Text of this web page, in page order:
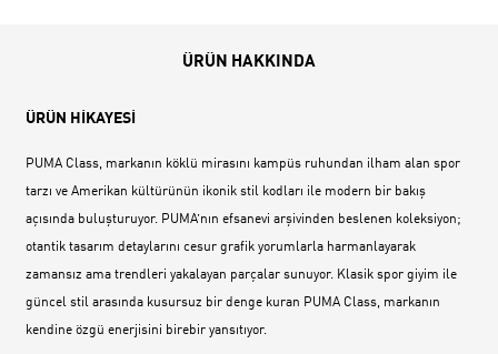
ÜRÜN HAKKINDA
ÜRÜN HİKAYESİ
PUMA Class, markanın köklü mirasını kampüs ruhundan ilham alan spor
tarzı ve Amerikan kültürünün ikonik stil kodları ile modern bir bakış
açısında buluşturuyor. PUMA’nın efsanevi arşivinden beslenen koleksiyon;
otantik tasarım detaylarını cesur grafik yorumlarla harmanlayarak
zamansız ama trendleri yakalayan parçalar sunuyor. Klasik spor giyim ile
güncel stil arasında kusursuz bir denge kuran PUMA Class, markanın
kendine özgü enerjisini birebir yansıtıyor.